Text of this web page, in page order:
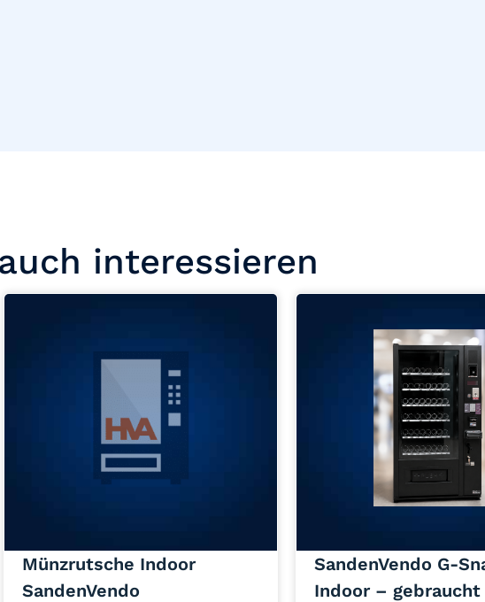
interessieren
Münzrutsche Indoor
SandenVendo
SandenVendo G-
Indoor – gebraucht